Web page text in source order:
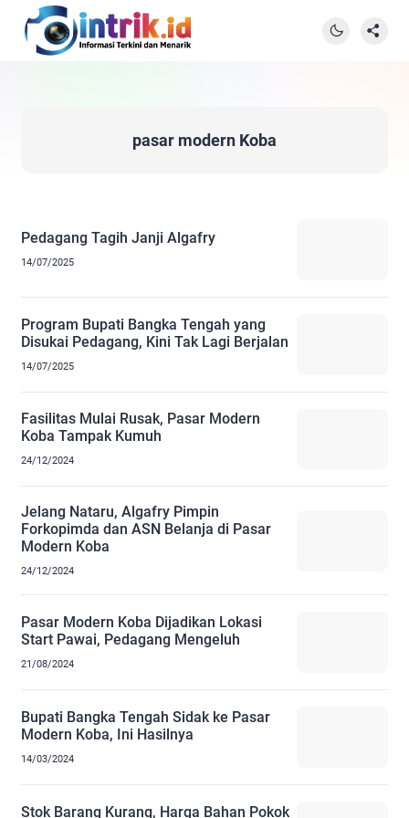
pasar modern Koba
Pedagang Tagih Janji Algafry
14/07/2025
Program Bupati Bangka Tengah yang
Disukai Pedagang, Kini Tak Lagi Berjalan
14/07/2025
Fasilitas Mulai Rusak, Pasar Modern
Koba Tampak Kumuh
24/12/2024
Jelang Nataru, Algafry Pimpin
Forkopimda dan ASN Belanja di Pasar
Modern Koba
24/12/2024
Pasar Modern Koba Dijadikan Lokasi
Start Pawai, Pedagang Mengeluh
21/08/2024
Bupati Bangka Tengah Sidak ke Pasar
Modern Koba, Ini Hasilnya
14/03/2024
Stok Barang Kurang, Harga Bahan Pokok